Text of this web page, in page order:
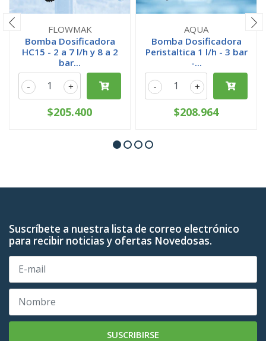
FLOWMAK
Bomba Dosificadora
HC15 - 2 a 7 l/h y 8 a 2
bar...
+
-
$205.400
AQUA
Bomba Dosificadora
Peristaltica 1 l/h - 3 bar
-...
+
-
$208.964
Suscríbete a nuestra lista de correo electrónico
para recibir noticias y ofertas Novedosas.
SUSCRIBIRSE